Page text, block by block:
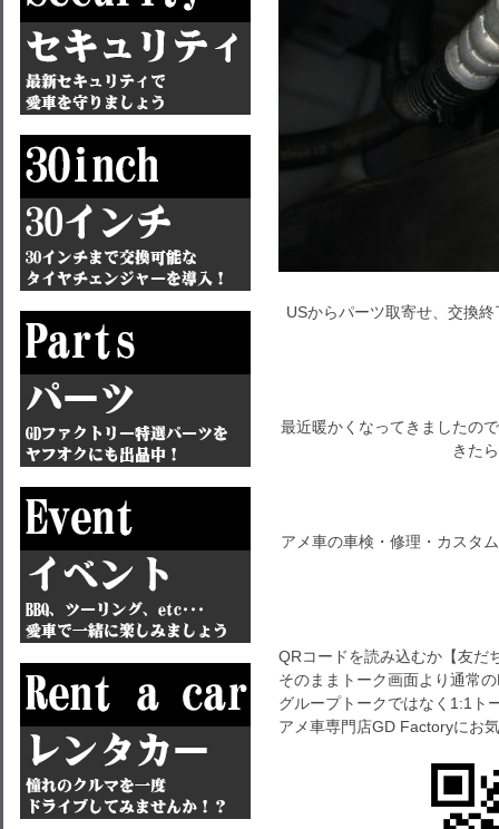
USからパーツ取寄せ、交換
最近暖かくなってきましたの
きた
アメ車の車検・修理・カスタ
QRコードを読み込むか【友だ
そのままトーク画面より通常
グループトークではなく1:1ト
アメ車専門店GD Factoryにお